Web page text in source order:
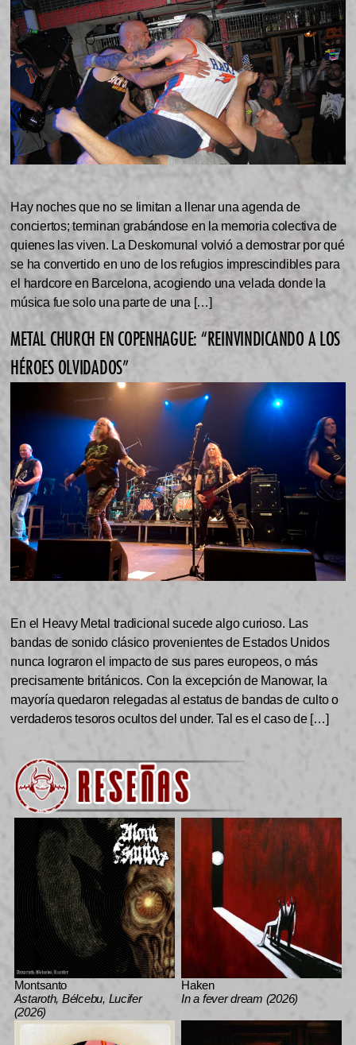
Hay noches que no se limitan a llenar una agenda de
conciertos; terminan grabándose en la memoria colectiva de
quienes las viven. La Deskomunal volvió a demostrar por qué
se ha convertido en uno de los refugios imprescindibles para
el hardcore en Barcelona, acogiendo una velada donde la
música fue solo una parte de una […]
METAL CHURCH EN COPENHAGUE: “REINVINDICANDO A LOS
HÉROES OLVIDADOS”
En el Heavy Metal tradicional sucede algo curioso. Las
bandas de sonido clásico provenientes de Estados Unidos
nunca lograron el impacto de sus pares europeos, o más
precisamente británicos. Con la excepción de Manowar, la
mayoría quedaron relegadas al estatus de bandas de culto o
verdaderos tesoros ocultos del under. Tal es el caso de […]
Montsanto
Astaroth, Bélcebu, Lucifer
(2026)
Haken
In a fever dream (2026)